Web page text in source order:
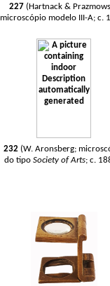
227 (Hartnack &
microscópio modelo III-A; c.
232 (W. Aronsberg;
do tipo Society of Arts; c.